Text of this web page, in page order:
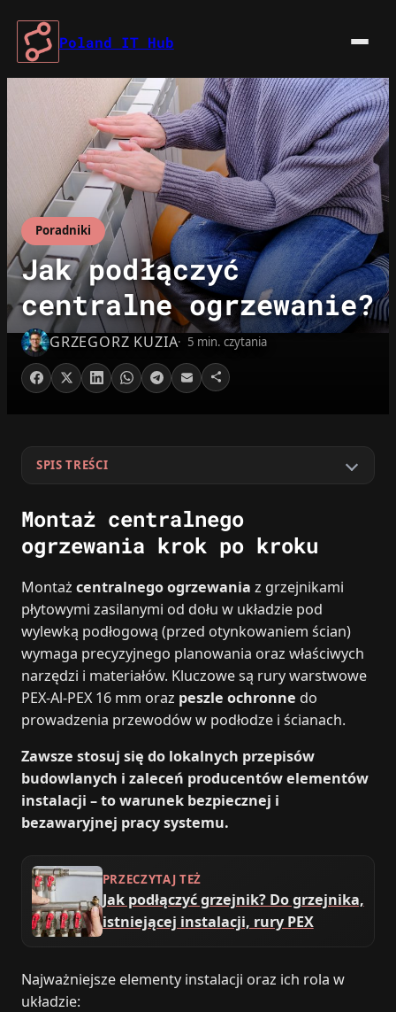
Przejdź
treści
Poland IT Hub
Poradniki
Jak podłączyć
centralne ogrzewanie?
GRZEGORZ KUZIA 5 min. czytania
SPIS TREŚCI
Montaż centralnego
ogrzewania krok po kroku
Montaż centralnego ogrzewania z grzejnikami
płytowymi zasilanymi od dołu w układzie pod
wylewką podłogową (przed otynkowaniem ścian)
wymaga precyzyjnego planowania oraz właściwych
narzędzi i materiałów. Kluczowe są rury warstwowe
PEX-Al-PEX 16 mm oraz peszle ochronne do
prowadzenia przewodów w podłodze i ścianach.
Zawsze stosuj się do lokalnych przepisów
budowlanych i zaleceń producentów elementów
instalacji – to warunek bezpiecznej i
bezawaryjnej pracy systemu.
PRZECZYTAJ TEŻ
Jak podłączyć grzejnik? Do grzejnika,
istniejącej instalacji, rury PEX
Najważniejsze elementy instalacji oraz ich rola w
układzie: